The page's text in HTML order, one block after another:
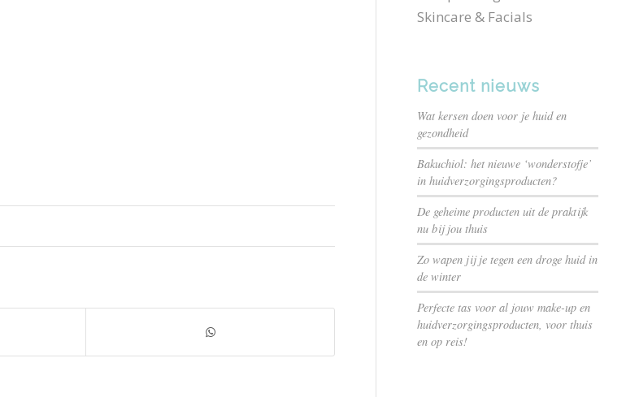
Skincare & Facials
Recent nieuws
Wat kersen doen voor je huid en
gezondheid
Bakuchiol: het nieuwe ‘wonderstofje’
in huidverzorgingsproducten?
De geheime producten uit de praktijk
nu bij jou thuis
Zo wapen jij je tegen een droge huid in
de winter
Perfecte tas voor al jouw make-up en
huidverzorgingsproducten, voor thuis
en op reis!